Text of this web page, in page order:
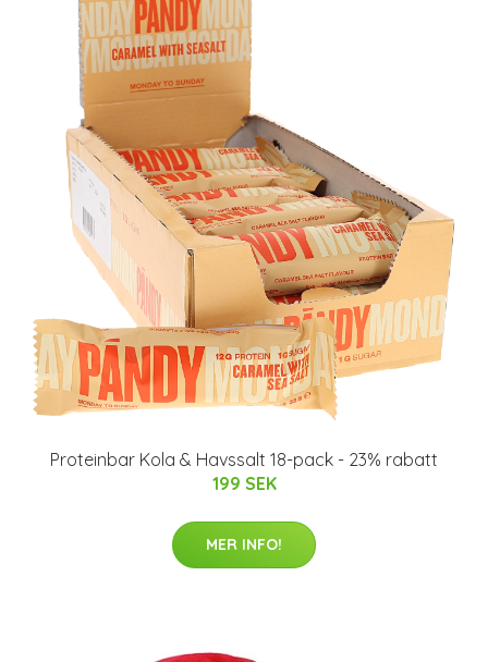
Proteinbar Kola & Havssalt 18-pack - 23% rabatt
199 SEK
MER INFO!